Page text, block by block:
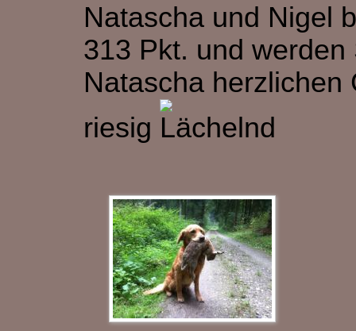
Natascha und Nigel
313 Pkt. und werden
Natascha herzlichen
riesig